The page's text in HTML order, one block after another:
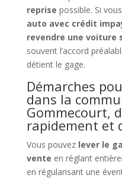
reprise possible. Si
auto avec crédit
revendre une voiture
souvent l’accord
détient le gage.
Démarches
dans la
Gommecourt,
rapidement et
Vous pouvez lever le
vente en réglant
en régularisant une